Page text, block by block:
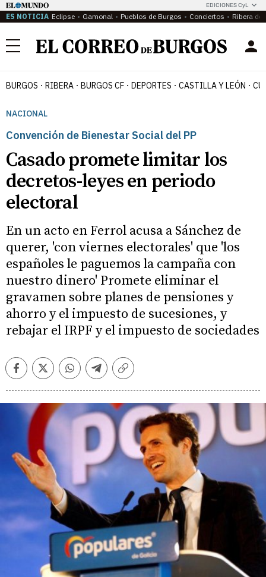
EDICIONES CyL
ES NOTICIA Eclipse Gamonal Pueblos de Burgos Conciertos Ribera del
Menú
BURGOS RIBERA BURGOS CF DEPORTES CASTILLA Y LEÓN
NACIONAL
Convención de Bienestar Social del PP
Casado promete limitar los
decretos-leyes en periodo
electoral
En un acto en Ferrol acusa a Sánchez de
querer, 'con viernes electorales' que 'los
españoles le paguemos la campaña con
nuestro dinero' Promete eliminar el
gravamen sobre planes de pensiones y
ahorro y el impuesto de sucesiones, y
rebajar el IRPF y el impuesto de sociedades
FacebookTwitterWhatsappTelegramCopiar